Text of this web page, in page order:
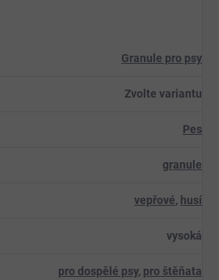
Granule pro psy
Zvolte variantu
Pes
granule
vepřové, husí
vysoká
pro dospělé psy, pro štěňata